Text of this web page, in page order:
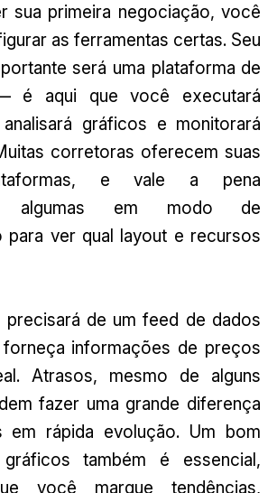
sua primeira negociação, você
as ferramentas certas. Seu
será uma plataforma de
é aqui que você executará
gráficos e monitorará
corretoras oferecem suas
e vale a pena
algumas em modo de
para ver qual layout e recursos
precisará de um feed de dados
informações de preços
Atrasos, mesmo de alguns
fazer uma grande diferença
em rápida evolução. Um bom
também é essencial,
você marque tendências,